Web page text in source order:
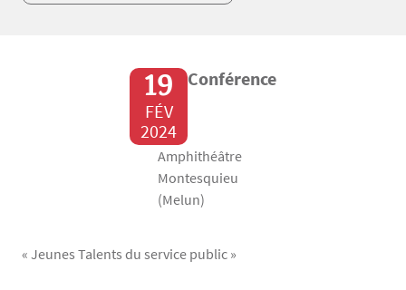
19
FÉV
2024
Conférence
Amphithéâtre
Montesquieu
(Melun)
« Jeunes Talents du service public »